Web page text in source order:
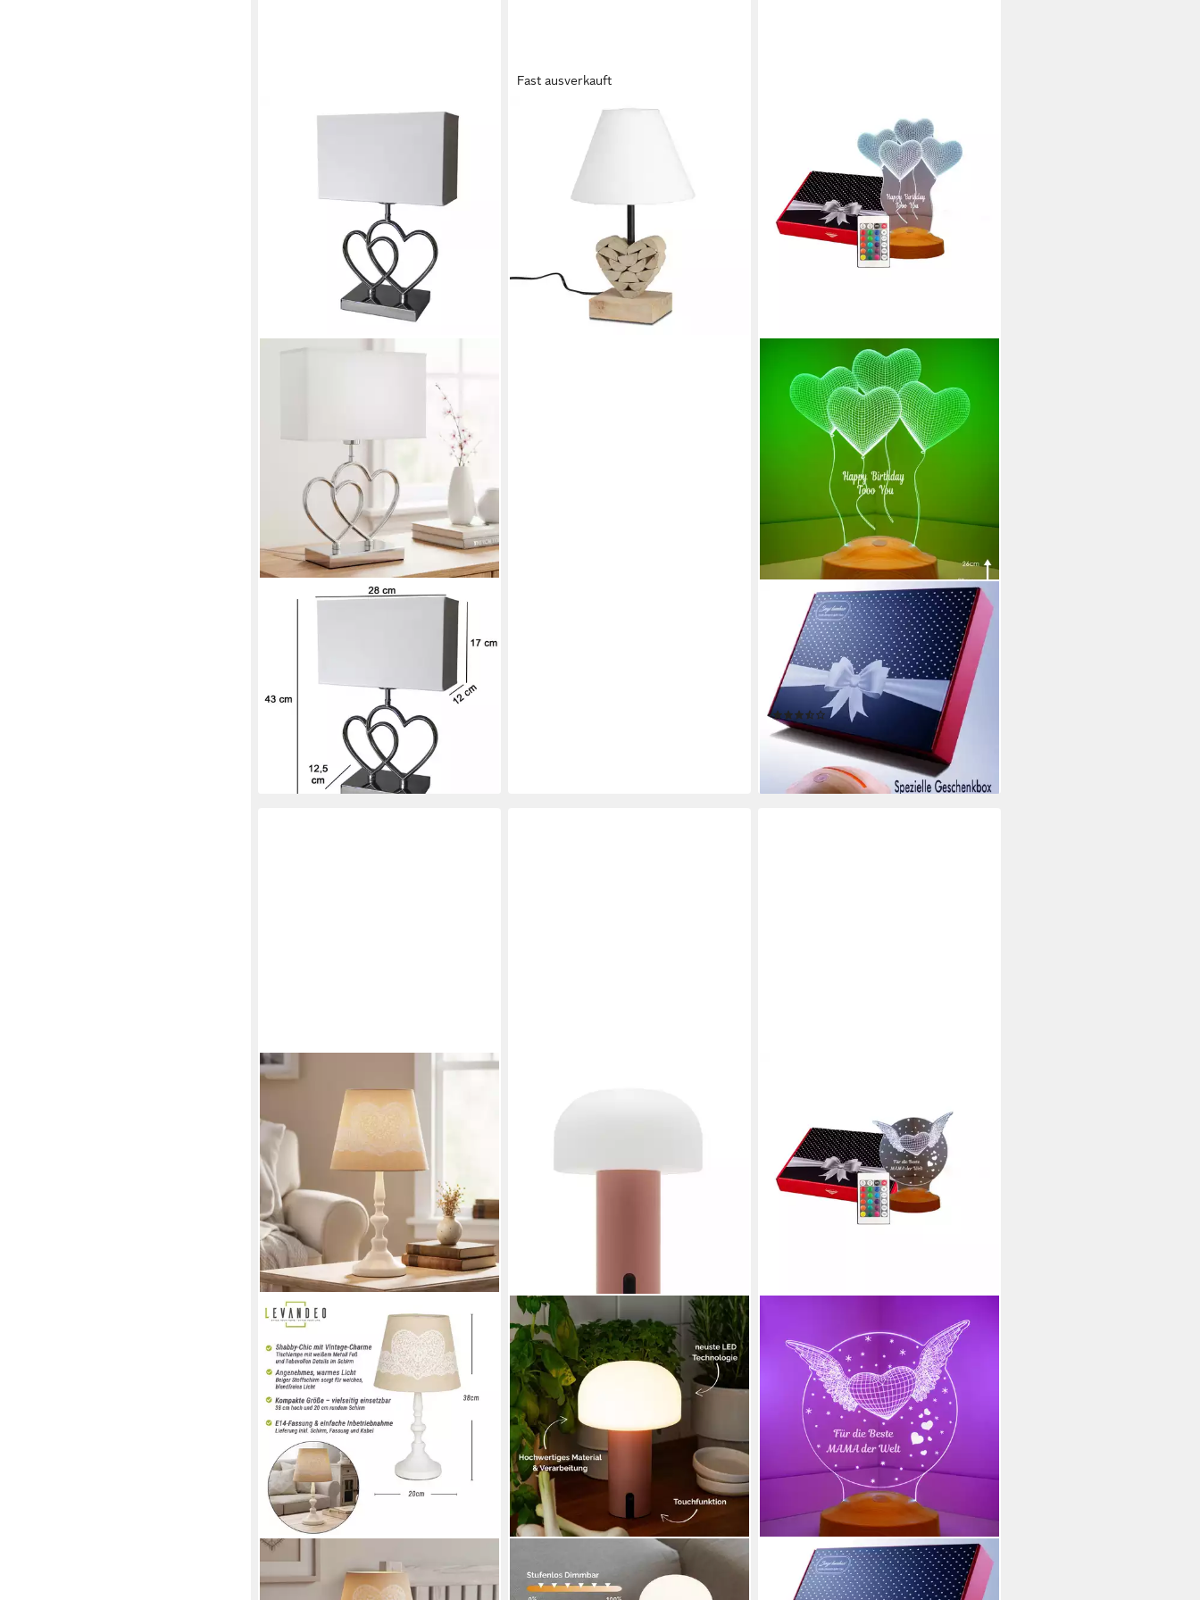
ARNUSA
Tischleuchte Tischlampe Herz chrom
Nachttischlampe Beistelllampe
49,99 €
lieferbar - in 3-4 Werktagen bei dir
Fast ausverkauft
Tischleuchte Nature, E27,
Stoffschirm, Natur, Holz, H: 34cm
lieferbar - in 2-3 Werktagen bei dir
GESCHENKELAMPE
LED Nachttischlampe Vier Herzen
3D LED Geburtstagslampe
Geschenkelampe, LED fest integriert,
6 Farben, LED Lampe
Produktdatenblatt
(2)
24,95 € UVP49,99 €
lieferbar - in 3-4 Werktagen bei dir
LEVANDEO®
Nachttischlampe, Tischlampe Weiß
LED Tischleuchte, LED fest
GESCHENKELAMPE
LED Nachttischlampe Fliegendes